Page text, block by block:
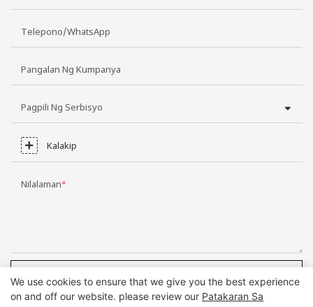
Telepono/WhatsApp
Pangalan Ng Kumpanya
Pagpili Ng Serbisyo
Kalakip
Nilalaman
We use cookies to ensure that we give you the best experience
on and off our website. please review our Patakaran Sa